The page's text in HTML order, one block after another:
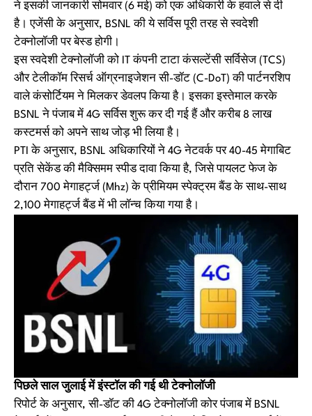
ने इसकी जानकारी सोमवार (6 मई) को एक अधिकारी के हवाले से दी
है। एजेंसी के अनुसार, BSNL की ये सर्विस पूरी तरह से स्वदेशी
टेक्नोलॉजी पर बेस्ड होगी।
इस स्वदेशी टेक्नोलॉजी को IT कंपनी टाटा कंसल्टेंसी सर्विसेज (TCS)
और टेलीकॉम रिसर्च ऑग्रनाइजेशन सी-डॉट (C-DoT) की पार्टनरशिप
वाले कंसोर्टियम ने मिलकर डेवलप किया है। इसका इस्तेमाल करके
BSNL ने पंजाब में 4G सर्विस शुरू कर दी गई हैं और करीब 8 लाख
कस्टमर्स को अपने साथ जोड़ भी लिया है।
PTI के अनुसार, BSNL अधिकारियों ने 4G नेटवर्क पर 40-45 मेगाबिट
प्रति सेकेंड की मैक्सिमम स्पीड दावा किया है, जिसे पायलट फेज के
दौरान 700 मेगाहर्ट्ज (Mhz) के प्रीमियम स्पेक्ट्रम बैंड के साथ-साथ
2,100 मेगाहर्ट्ज बैंड में भी लॉन्च किया गया है।
पिछले साल जुलाई में इंस्टॉल की गई थी टेक्नोलॉजी
रिपोर्ट के अनुसार, सी-डॉट की 4G टेक्नोलॉजी कोर पंजाब में BSNL